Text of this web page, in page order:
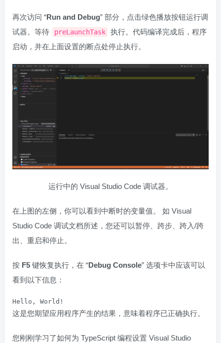
再次访问 “Run and Debug” 部分，点击绿色播放按钮运行调
试器。等待
preLaunchTask
执行。代码编译完成后，程序
启动，并在上面设置的断点处停止执行。
运行中的 Visual Studio Code 调试器。
在上图的左侧，你可以看到中断时的变量值。 如 Visual
Studio Code 调试文档所述，您还可以暂停、跨步、跨入/跨
出、重启和停止。
按 F5 键恢复执行，在 “Debug Console” 选项卡中应该可以
看到以下信息：
Hello, World!
这是您期望应用程序产生的结果，意味着程序已正确执行。
您刚刚学习了如何为 TypeScript 编程设置 Visual Studio